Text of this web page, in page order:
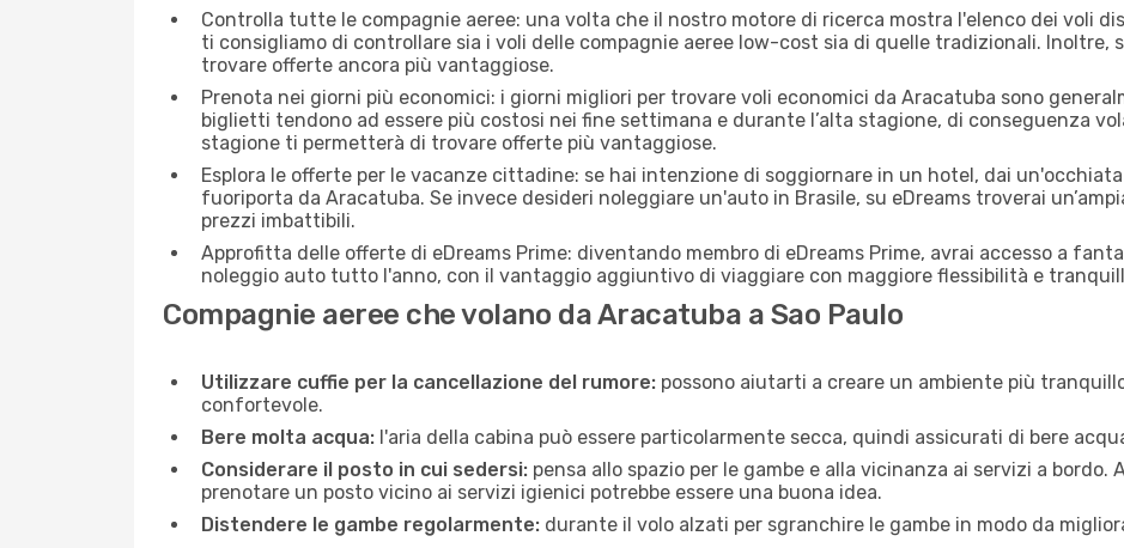
Controlla tutte le compagnie aeree: una volta che il nostro motore di ricerca mostra l'elenco dei voli
ti consigliamo di controllare sia i voli delle compagnie aeree low-cost sia di quelle tradizionali. Inoltre,
trovare offerte ancora più vantaggiose.
Prenota nei giorni più economici: i giorni migliori per trovare voli economici da Aracatuba sono
biglietti tendono ad essere più costosi nei fine settimana e durante l’alta stagione, di conseguenza
stagione ti permetterà di trovare offerte più vantaggiose.
Esplora le offerte per le vacanze cittadine: se hai intenzione di soggiornare in un hotel, dai
fuoriporta da Aracatuba. Se invece desideri noleggiare un'auto in Brasile, su eDreams troverai
prezzi imbattibili.
Approfitta delle offerte di eDreams Prime: diventando membro di eDreams Prime, avrai accesso a
noleggio auto tutto l'anno, con il vantaggio aggiuntivo di viaggiare con maggiore flessibilità e
Compagnie aeree che volano da Aracatuba a Sao Paulo
Utilizzare cuffie per la cancellazione del rumore: possono aiutarti a creare un ambiente più
confortevole.
Bere molta acqua: l'aria della cabina può essere particolarmente secca, quindi assicurati di bere
Considerare il posto in cui sedersi: pensa allo spazio per le gambe e alla vicinanza ai servizi a bordo.
prenotare un posto vicino ai servizi igienici potrebbe essere una buona idea.
Distendere le gambe regolarmente: durante il volo alzati per sgranchire le gambe in modo da